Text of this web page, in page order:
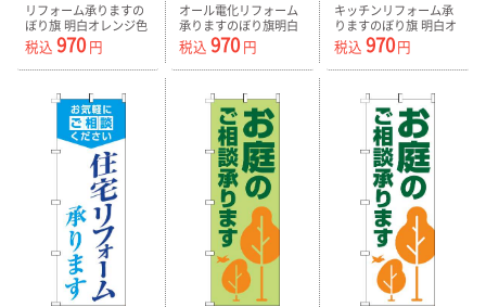
リフォーム承りますの
ぼり旗 明白オレンジ色
0350026IN
税込 970 円
オール電化リフォーム
承りますのぼり旗明白
緑 0350027IN
税込 970円
キッチンリフォーム承
りますのぼり旗 明白オ
レンジ色 0350028IN
税込 970円